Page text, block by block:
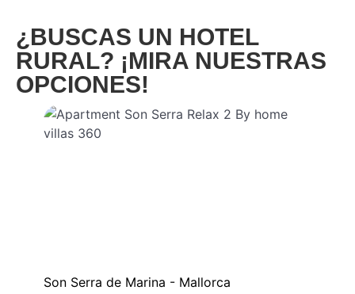
¿BUSCAS UN HOTEL
RURAL? ¡MIRA NUESTRAS
OPCIONES!
Son Serra de Marina - Mallorca